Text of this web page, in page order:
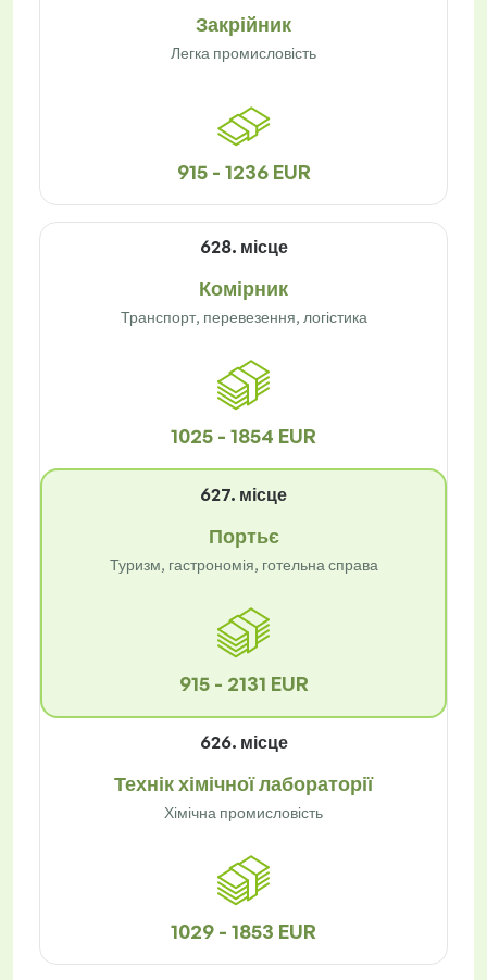
Закрійник
Легка промисловість
915 - 1236 EUR
628. місце
Комірник
Транспорт, перевезення, логістика
1025 - 1854 EUR
627. місце
Портьє
Туризм, гастрономія, готельна справа
915 - 2131 EUR
626. місце
Технік хімічної лабораторії
Хімічна промисловість
1029 - 1853 EUR